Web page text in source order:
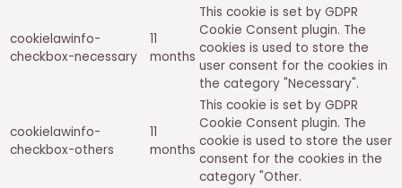
cookielawinfo-
checkbox-necessary
11
months
This cookie is set by GDPR
Cookie Consent plugin. The
cookies is used to store the
user consent for the cookies in
the category "Necessary".
cookielawinfo-
checkbox-others
11
months
This cookie is set by GDPR
Cookie Consent plugin. The
cookie is used to store the user
consent for the cookies in the
category "Other.